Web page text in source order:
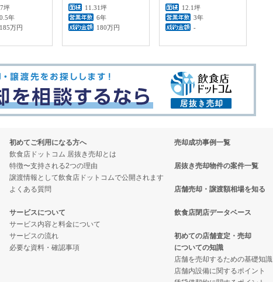
坪
0.5年
185万円
11.31坪
6年
180万円
12.1坪
3年
-
初めてご利用になる方へ
飲食店ドットコム 居抜き売却とは
特徴〜支持される2つの理由
譲渡情報として飲食店ドットコムで公開されます
よくある質問
サービスについて
サービス内容と料金について
サービスの流れ
必要な資料・確認事項
売却成功事例一覧
居抜き売却物件の案件一覧
店舗売却・譲渡額相場を知る
飲食店閉店データベース
初めての店舗査定・売却
についての知識
店舗を売却するための基礎知識
店舗内設備に関するポイント